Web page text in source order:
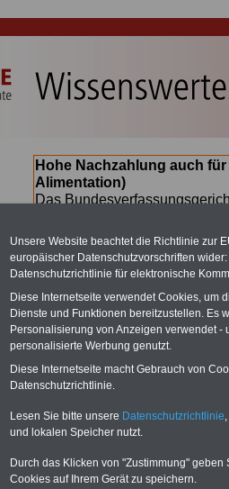
Hohe Nachzahlung auch
Alimentation)
Das
Neuregelung der Besoldung
(Beamte &
Nachzahlungen
SERVICE gibt hierzu eine
dem Beschluss des
wird (wahrscheinlich im
Broschüre.
Unsere Website beachtet die Richtlinie zur
europäischer Datenschutzvorschriften
Datenschutzrichtlinie für elektronische
Diese Internetseite verwendet Cookies, um
Dienste und Funktionen bereitzustellen. Es
Personalisierung von Anzeigen verwendet
personalisierte Werbung genutzt.
Diese Internetseite macht Gebrauch von
Datenschutzrichtlinie.
Lesen Sie bitte unsere Datenschutzrichtlinie
und lokalen Speicher nutzt.
Durch das Klicken von "Zustimmung"
Cookies auf Ihrem Gerät zu speichern.